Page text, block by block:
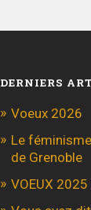
DERNIERS
Voeux 2026
Le
de Grenoble
VOEUX 2025